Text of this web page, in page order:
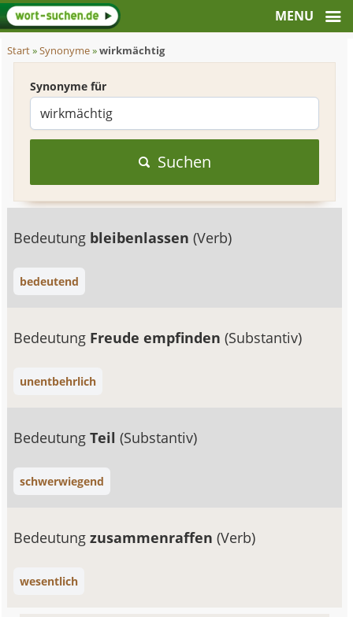
Start»Synonyme»wirkmächtig
Synonyme für
Suchen
Bedeutung bleibenlassen(Verb)
bedeutend
Bedeutung Freude empfinden(Substantiv)
unentbehrlich
BedeutungTeil(Substantiv)
schwerwiegend
Bedeutungzusammenraffen(Verb)
wesentlich